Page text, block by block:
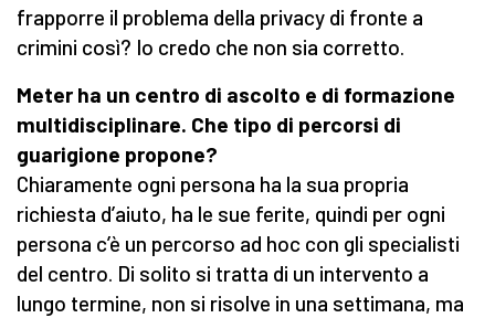
frapporre il problema della privacy di fronte a
crimini così? Io credo che non sia corretto.
Meter ha un centro di ascolto e di formazione
multidisciplinare. Che tipo di percorsi di
guarigione propone?
Chiaramente ogni persona ha la sua propria
richiesta d’aiuto, ha le sue ferite, quindi per ogni
persona c’è un percorso ad hoc con gli specialisti
del centro. Di solito si tratta di un intervento a
lungo termine, non si risolve in una settimana, ma